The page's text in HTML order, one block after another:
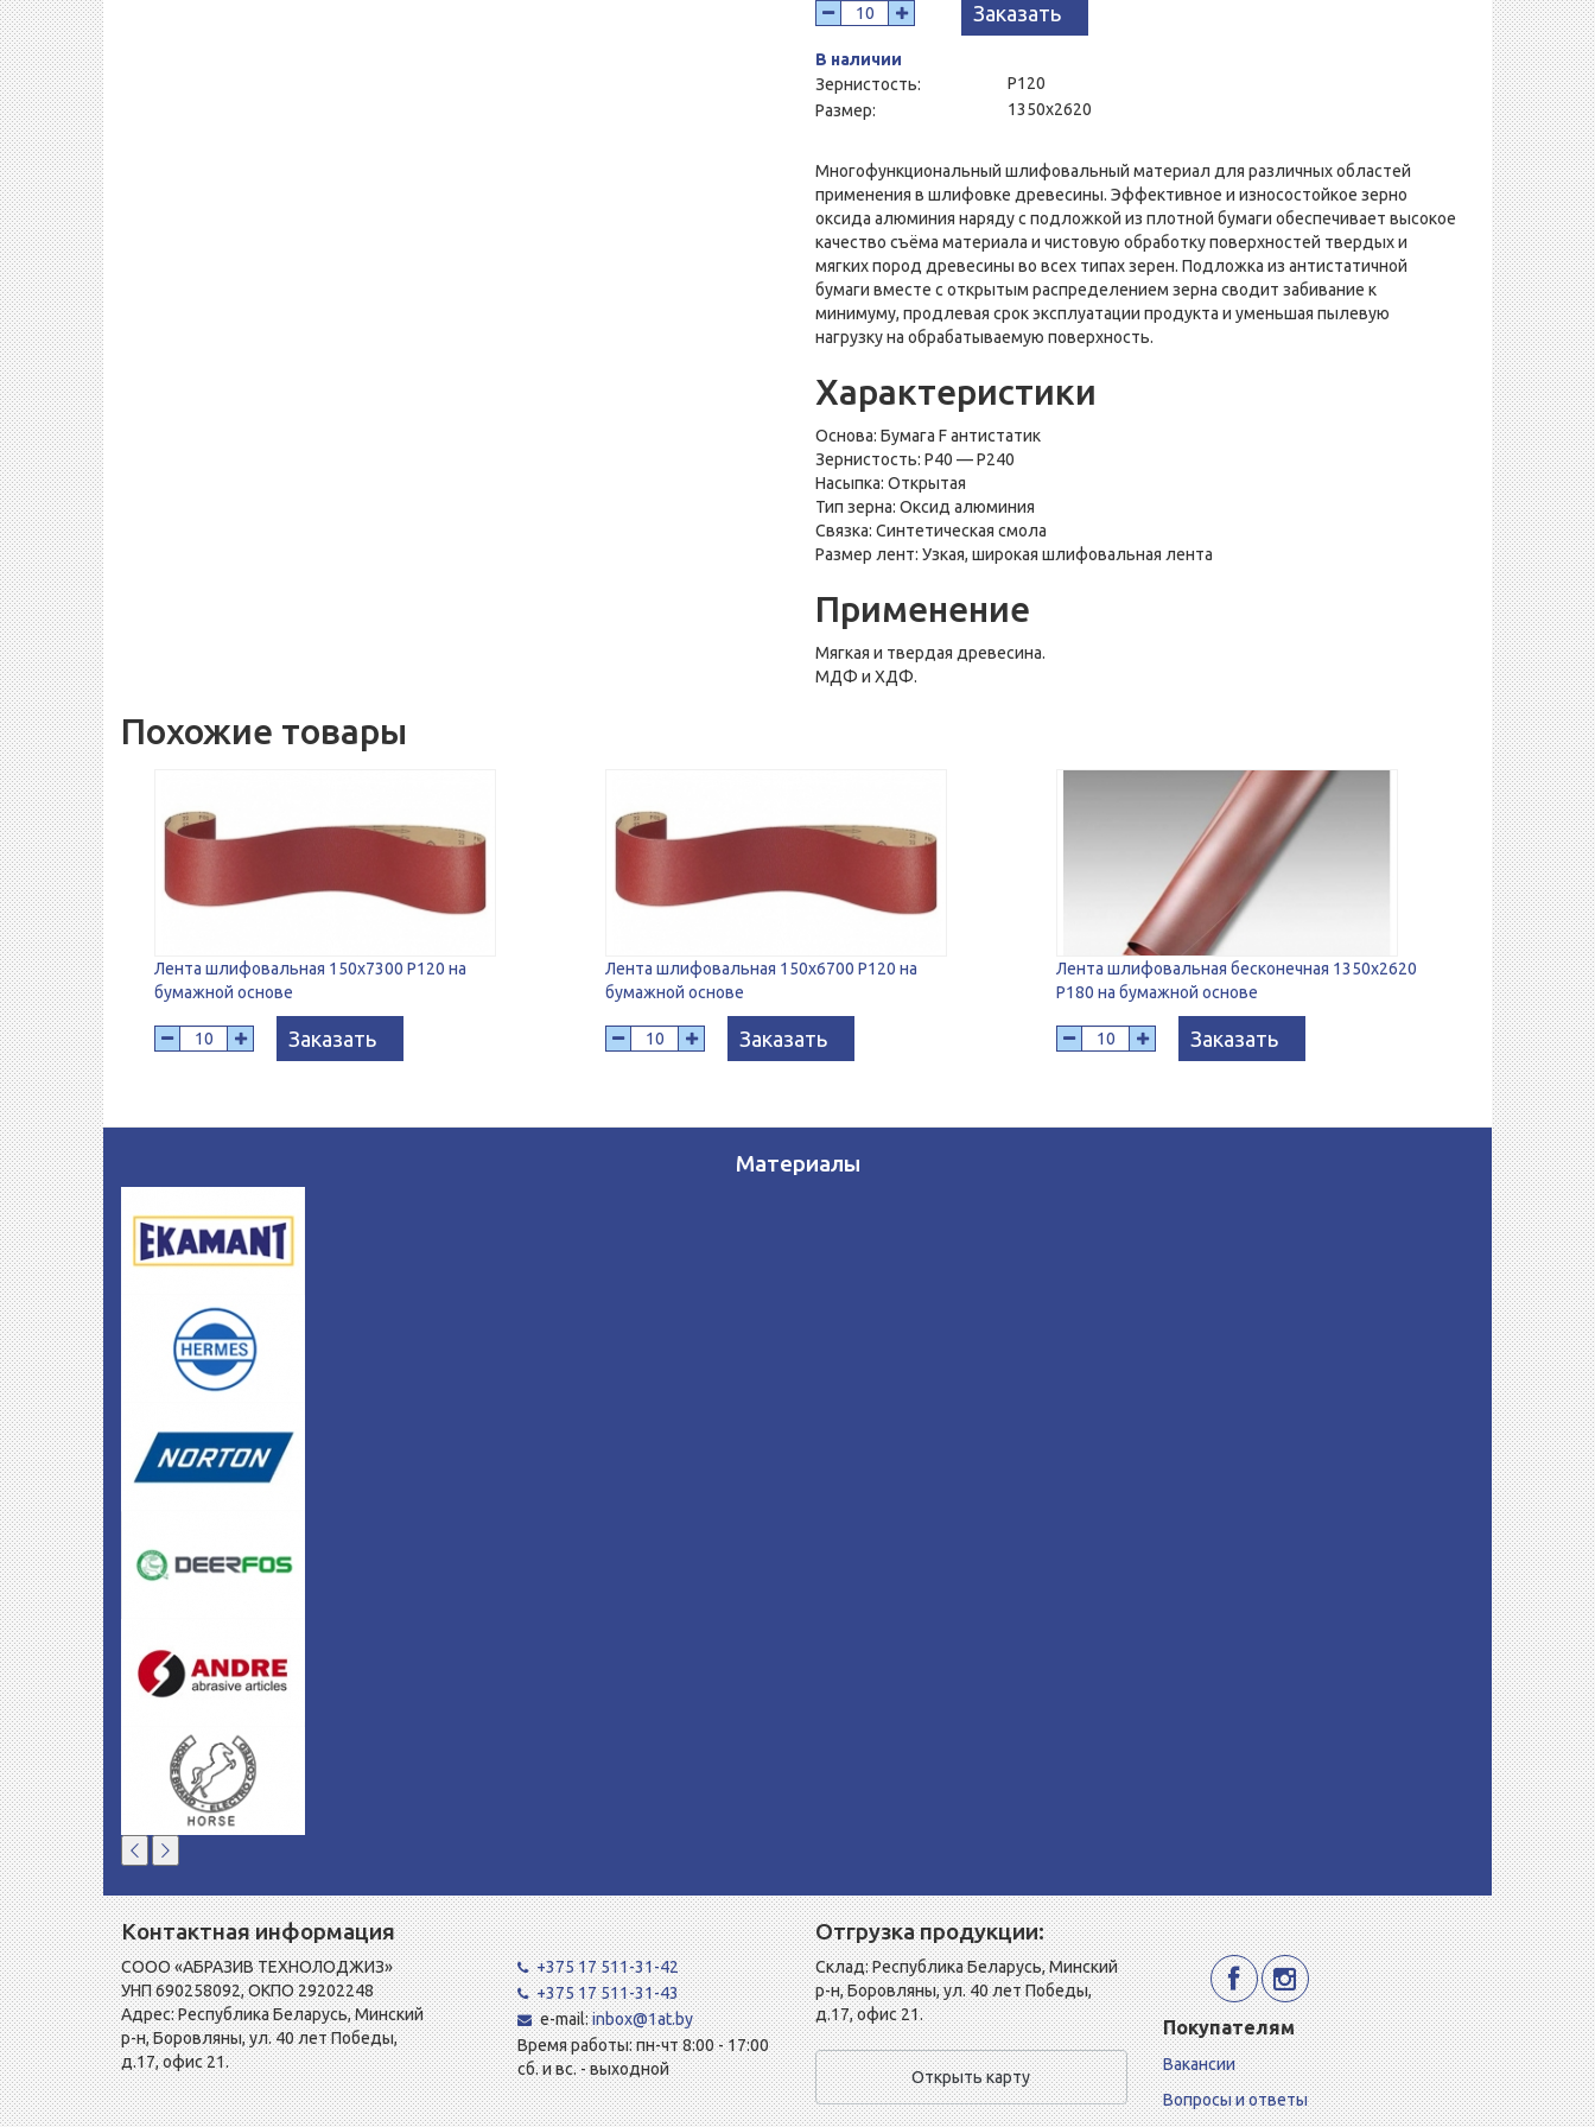
Заказать
В наличии
Зернистость:
P120
Размер:
1350х2620
Многофункциональный шлифовальный материал для различных областей
применения в шлифовке древесины. Эффективное и износостойкое зерно
оксида алюминия наряду с подложкой из плотной бумаги обеспечивает высокое
качество съёма материала и чистовую обработку поверхностей твердых и
мягких пород древесины во всех типах зерен. Подложка из антистатичной
бумаги вместе с открытым распределением зерна сводит забивание к
минимуму, продлевая срок эксплуатации продукта и уменьшая пылевую
нагрузку на обрабатываемую поверхность.
Характеристики
Основа: Бумага F антистатик
Зернистость: Р40 — Р240
Насыпка: Открытая
Тип зерна: Оксид алюминия
Связка: Синтетическая смола
Размер лент: Узкая, широкая шлифовальная лента
Применение
Мягкая и твердая древесина.
МДФ и ХДФ.
Похожие товары
Лента шлифовальная 150х7300 Р120 на
бумажной основе
Заказать
Лента шлифовальная 150х6700 Р120 на
бумажной основе
Заказать
Лента шлифовальная бесконечная 1350х2620
Р180 на бумажной основе
Заказать
Материалы
Контактная информация
СООО «АБРАЗИВ ТЕХНОЛОДЖИЗ»
УНП 690258092, ОКПО 29202248
Адрес: Республика Беларусь, Минский
р-н, Боровляны, ул. 40 лет Победы,
д.17, офис 21.
+375 17 511-31-42
+375 17 511-31-43
e-mail:inbox@1at.by
Время работы: пн-чт 8:00 - 17:00
сб. и вс. - выходной
Отгрузка продукции:
Склад: Республика Беларусь, Минский
р-н, Боровляны, ул. 40 лет Победы,
д.17, офис 21.
Открыть карту
Покупателям
Вакансии
Вопросы и ответы